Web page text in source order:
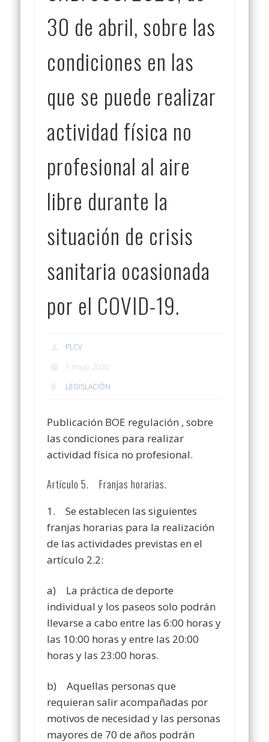
30 de abril, sobre las
condiciones en las
que se puede realizar
actividad física no
profesional al aire
libre durante la
situación de crisis
sanitaria ocasionada
por el COVID-19.
PLCV
1 mayo, 2020
LEGISLACIÓN
Publicación BOE regulación , sobre
las condiciones para realizar
actividad física no profesional.
Artículo 5. Franjas horarias.
1. Se establecen las siguientes
franjas horarias para la realización
de las actividades previstas en el
artículo 2.2:
a) La práctica de deporte
individual y los paseos solo podrán
llevarse a cabo entre las 6:00 horas y
las 10:00 horas y entre las 20:00
horas y las 23:00 horas.
b) Aquellas personas que
requieran salir acompañadas por
motivos de necesidad y las personas
mayores de 70 de años podrán